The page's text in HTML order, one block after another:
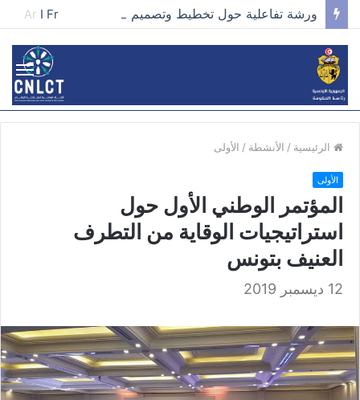
Ar I Fr
الرئيسية / الأنشطة / الأولى
الأولى
المؤتمر الوطني الأول حول
استراتيجيات الوقاية من التطرف
العنيف بتونس
12 ديسمبر 2019